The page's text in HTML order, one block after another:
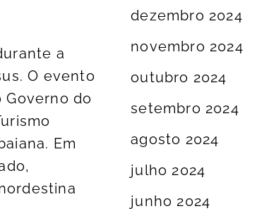
a
O evento
do
Em
dezembro 2024
novembro 2024
outubro 2024
setembro 2024
agosto 2024
julho 2024
junho 2024